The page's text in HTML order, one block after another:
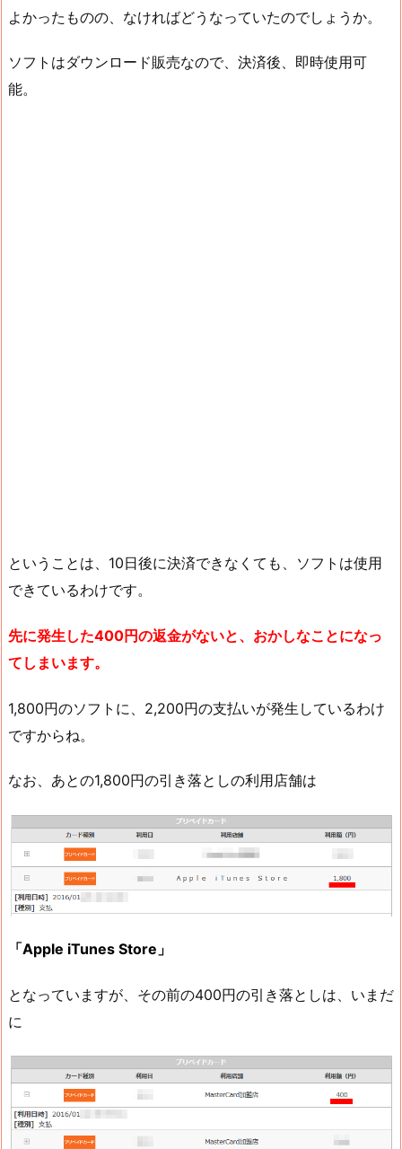
よかったものの、なければどうなっていたのでしょうか。
ソフトはダウンロード販売なので、決済後、即時使用可
能。
ということは、10日後に決済できなくても、ソフトは使用
できているわけです。
先に発生した400円の返金がないと、おかしなことになっ
てしまいます。
1,800円のソフトに、2,200円の支払いが発生しているわけ
ですからね。
なお、あとの1,800円の引き落としの利用店舗は
「Apple iTunes Store」
となっていますが、その前の400円の引き落としは、いまだ
に